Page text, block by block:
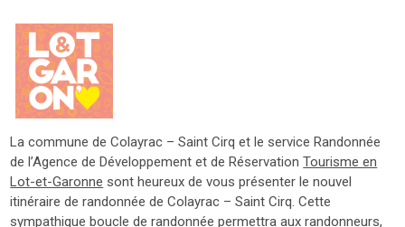
La commune de Colayrac – Saint Cirq et le service Randonnée
de l’Agence de Développement et de RéservationTourisme en
Lot-et-Garonne sont heureux de vous présenter lenouvel
itinéraire de randonnée de Colayrac – Saint Cirq. Cette
sympathique boucle de randonnée permettra aux randonneurs,